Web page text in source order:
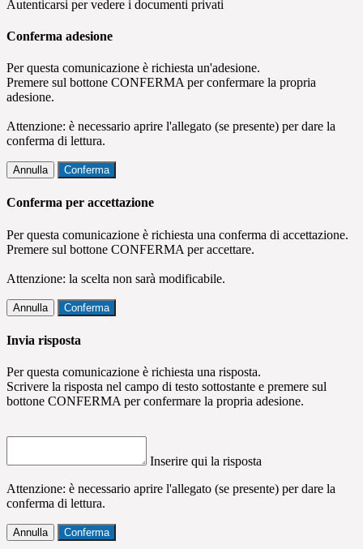
Autenticarsi per vedere i documenti privati
Conferma adesione
Per questa comunicazione è richiesta un'adesione.
Premere sul bottone CONFERMA per confermare la propria
adesione.
Attenzione: è necessario aprire l'allegato (se presente) per dare la
conferma di lettura.
Annulla Conferma
Conferma per accettazione
Per questa comunicazione è richiesta una conferma di accettazione.
Premere sul bottone CONFERMA per accettare.
Attenzione: la scelta non sarà modificabile.
Annulla Conferma
Invia risposta
Per questa comunicazione è richiesta una risposta.
Scrivere la risposta nel campo di testo sottostante e premere sul
bottone CONFERMA per confermare la propria adesione.
Inserire qui la risposta
Attenzione: è necessario aprire l'allegato (se presente) per dare la
conferma di lettura.
Annulla Conferma